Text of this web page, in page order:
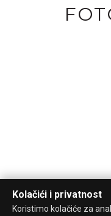
Kolačići i privatnost
Koristimo kolačiće za